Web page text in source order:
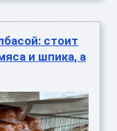
стоит
и шпика, а